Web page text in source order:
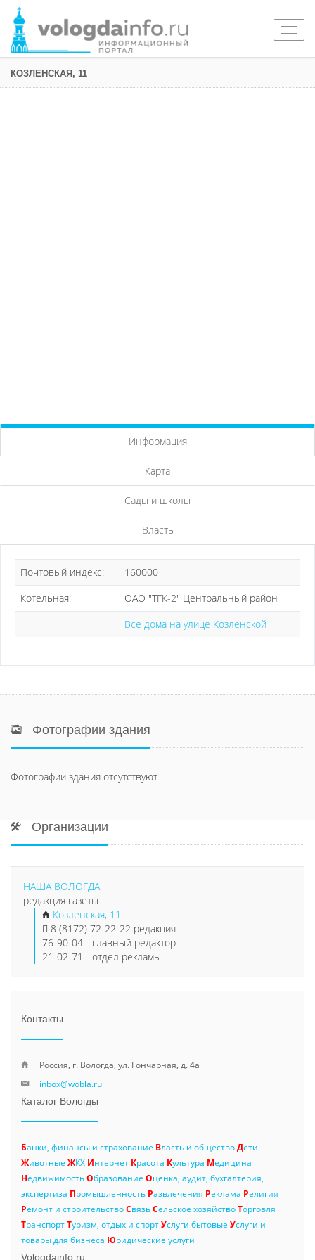
КОЗЛЕНСКАЯ, 11
Информация
Карта
Сады и школы
Власть
Почтовый индекс:
160000
Котельная:
ОАО "ТГК-2" Центральный район
Все дома на улице Козленской
Фотографии здания
Фотографии здания отсутствуют
Организации
НАША ВОЛОГДА
редакция газеты
Козленская, 11
8 (8172) 72-22-22 редакция
76-90-04 - главный редактор
21-02-71 - отдел рекламы
Контакты
Россия, г. Вологда, ул. Гончарная, д. 4а
inbox@wobla.ru
Каталог Вологды
Банки, финансы и страхование Власть и обществоДети
Животные ЖКХ Интернет Красота Культура Медицина
НедвижимостьОбразование Оценка, аудит, бухгалтерия,
экспертиза Промышленность Развлечения Реклама Религия
Ремонт и строительствоСвязьСельское хозяйствоТорговля
ТранспортТуризм, отдых и спортУслуги бытовые Услуги и
товары для бизнеса Юридические услуги
Vologdainfo.ru